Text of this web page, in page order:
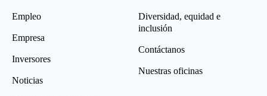
Empleo
Empresa
Inversores
Noticias
Diversidad, equidad e
inclusión
Contáctanos
Nuestras oficinas